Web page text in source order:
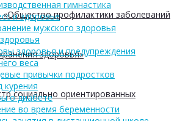
профилактики заболеваний
здоровья»
социально ориентированных
гимнастика
и здоровье
мужского здоровья
здоровья и предупреждения
веса
привычки подростков
курения
о диабете
во время беременности